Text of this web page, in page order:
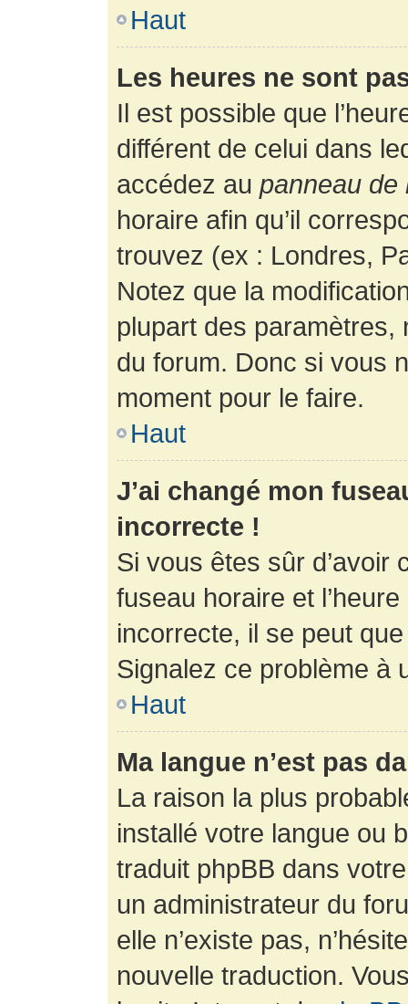
Haut
Les heures ne sont
Il est possible que
différent de celui dans
accédez au panneau de
horaire afin qu’il
trouvez (ex : Londres,
Notez que la
plupart des paramètres,
du forum. Donc si vous
moment pour le faire.
Haut
J’ai changé mon
incorrecte !
Si vous êtes sûr d’avoir
fuseau horaire et
incorrecte, il se peut
Signalez ce problème à
Haut
Ma langue n’est pas
La raison la plus
installé votre langue ou
traduit phpBB dans
un administrateur du
elle n’existe pas,
nouvelle traduction.